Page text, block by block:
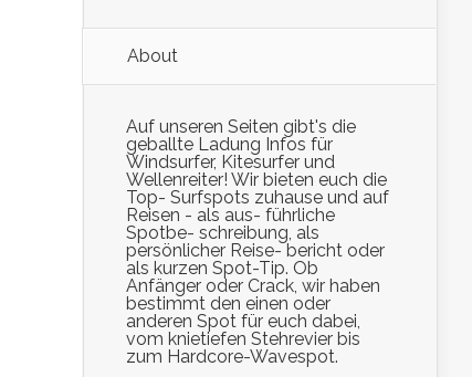
About
Auf unseren Seiten gibt's die
geballte Ladung Infos für
Windsurfer, Kitesurfer und
Wellenreiter! Wir bieten euch die
Top- Surfspots zuhause und auf
Reisen - als aus- führliche
Spotbe- schreibung, als
persönlicher Reise- bericht oder
als kurzen Spot-Tip. Ob
Anfänger oder Crack, wir haben
bestimmt den einen oder
anderen Spot für euch dabei,
vom knietiefen Stehrevier bis
zum Hardcore-Wavespot.